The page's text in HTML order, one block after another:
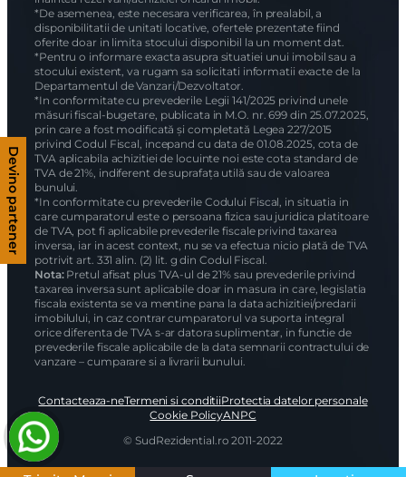
*Informatiile, schitele si imaginile prezentate in acest site au
scop pur informativ si nu au caracter angajant, de orice natura,
pentru Sud Rezidential Real Estate SRL sau dezvoltatorii
imobiliari si pot suferi modificari. Dezvoltatorii imobiliari isi
rezerva dreptul de a aduce modificari proiectului
*Va recomandam sa studiati cu atentie schitele, proiectul
imobiliar, amplasamentul si vecinatatile, la locatia acestuia,
inaintea rezervarii/achizitiei oricarui imobil.
*De asemenea, este necesara verificarea, în prealabil, a
disponibilitatii de unitati locative, ofertele prezentate fiind
oferite doar in limita stocului disponibil la un moment dat.
*Pentru o informare exacta asupra situatiei unui imobil sau a
stocului existent, va rugam sa solicitati informatii exacte de la
Departamentul de Vanzari/Dezvoltator.
*In conformitate cu prevederile Legii 141/2025 privind unele
măsuri fiscal-bugetare, publicata in M.O. nr. 699 din 25.07.2025,
prin care a fost modificată și completată Legea 227/2015
privind Codul Fiscal, incepand cu data de 01.08.2025, cota de
TVA aplicabila achizitiei de locuinte noi este cota standard de
*In conformitate cu prevederile Codului Fiscal, in situatia in
care cumparatorul este o persoana fizica sau juridica platitoare
de TVA, pot fi aplicabile prevederile fiscale privind taxarea
inversa, iar in acest context, nu se va efectua nicio plată de TVA
potrivit art. 331 alin. (2) lit. g din Codul Fiscal.
Devino partener